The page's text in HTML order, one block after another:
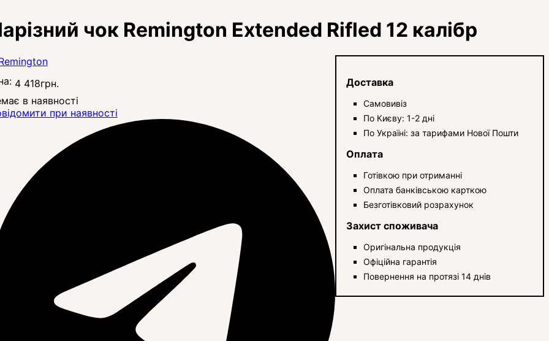
чок Remington Extended Rifled 12 калібр
4 418грн.
в наявності
при наявності
Доставка
Самовивіз
По Києву: 1-2 дні
По Україні: за тарифами Нової Пошти
Оплата
Готівкою при отриманні
Оплата банківською карткою
Безготівковий розрахунок
Захист споживача
Оригінальна продукція
Офіційна гарантія
Повернення на протязі 14 днів